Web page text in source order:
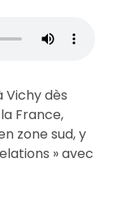
Vichy dès
France,
zone sud, y
» avec